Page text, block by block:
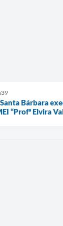
Bárbara
“Profª Elvira